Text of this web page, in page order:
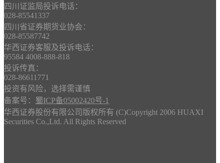
四川证监局投诉电话：
028-85541337
四川省证券期货业协会：
028-85587742
华西证券客服及投诉电话：
95584 4008-888-818
投诉传真：
028-86611771
投资有风险，选择需谨慎
备案号： 蜀ICP备05002420号-1
华西证券股份有限公司版权所有 (C)Copyright 2006 HUAXI
Securities Co.,Ltd. All Rights Reserved